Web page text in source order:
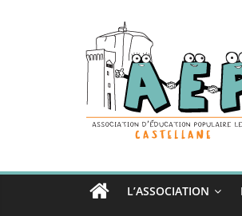
L’ASSOCIATION